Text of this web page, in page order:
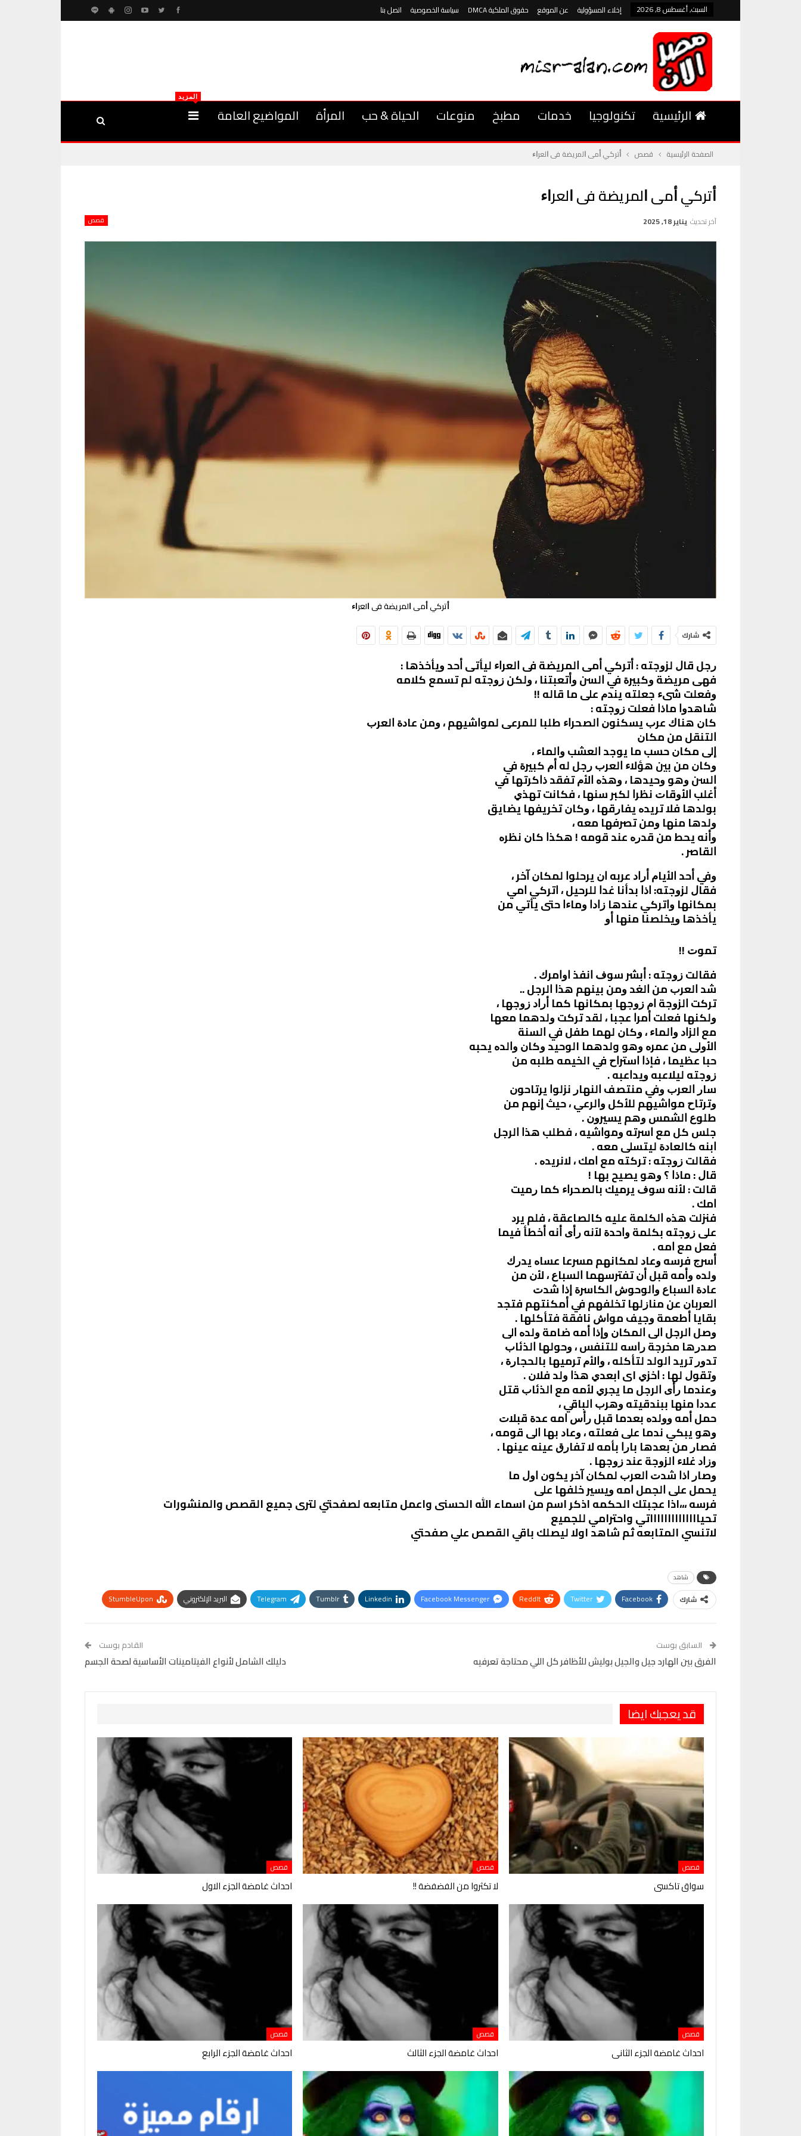
السبت, أغسطس 8, 2026 إخلاء المسؤولية عن الموقع حقوق الملكية DMCA سياسة الخصوصية اتصل بنا
الرئيسية تكنولوجيا خدمات مطبخ منوعات الحياة & حب المرأة المواضيع العامة
المزيد
الصفحة الرئيسية قصص ﺃﺗﺮﻛﻲ ﺃﻣﻰ ﺍﻟﻤﺮﻳﻀﺔ ﻓﻰ ﺍﻟﻌﺮﺍﺀ
ﺃﺗﺮﻛﻲ ﺃﻣﻰ ﺍﻟﻤﺮﻳﻀﺔ ﻓﻰ ﺍﻟﻌﺮﺍﺀ
قصص آخر تحديث يناير 18, 2025
ﺃﺗﺮﻛﻲ ﺃﻣﻰ ﺍﻟﻤﺮﻳﻀﺔ ﻓﻰ ﺍﻟﻌﺮﺍﺀ
شارك
ﺭﺟﻞ ﻗﺎﻝ ﻟﺰﻭﺟﺘﻪ : ﺃﺗﺮﻛﻲ ﺃﻣﻰ ﺍﻟﻤﺮﻳﻀﺔ ﻓﻰ ﺍﻟﻌﺮﺍﺀ ﻟﻴﺄﺗﻰ ﺃﺣﺪ ﻭﻳﺄﺧﺬﻫﺎ :
ﻓﻬﻰ ﻣﺮﻳﻀﺔ ﻭﻛﺒﻴﺮﺓ ﻓﻲ ﺍﻟﺴﻦ ﻭﺃﺗﻌﺒﺘﻨﺎ ، ﻭﻟﻜﻦ ﺯﻭﺟﺘﻪ ﻟﻢ ﺗﺴﻤﻊ ﻛﻼﻣﻪ
ﻭﻓﻌﻠﺖ ﺷﻰﺀ ﺟﻌﻠﺘﻪ ﻳﻨﺪﻡ ﻋﻠﻰ ﻣﺎ ﻗﺎﻟﻪ !!
ﺷﺎﻫﺪﻭﺍ ﻣﺎﺫﺍ ﻓﻌﻠﺖ ﺯﻭﺟﺘﻪ :
ﻛﺎﻥ ﻫﻨﺎﻙ ﻋﺮﺏ ﻳﺴﻜﻨﻮﻥ ﺍﻟﺼﺤﺮﺍﺀ ﻃﻠﺒﺎ ﻟﻠﻤﺮﻋﻰ ﻟﻤﻮﺍﺷﻴﻬﻢ ، ﻭﻣﻦ ﻋﺎﺩﺓ ﺍﻟﻌﺮﺏ
ﺍﻟﺘﻨﻘﻞ ﻣﻦ ﻣﻜﺎﻥ
ﺇﻟﻰ ﻣﻜﺎﻥ ﺣﺴﺐ ﻣﺎ ﻳﻮﺟﺪ ﺍﻟﻌﺸﺐ ﻭﺍﻟﻤﺎﺀ ،
ﻭﻛﺎﻥ ﻣﻦ ﺑﻴﻦ ﻫﺆﻻﺀ ﺍﻟﻌﺮﺏ ﺭﺟﻞ ﻟﻪ ﺃﻡ ﻛﺒﻴﺮﺓ ﻓﻲ
ﺍﻟﺴﻦ ﻭﻫﻮ ﻭﺣﻴﺪﻫﺎ ، ﻭﻫﺬﻩ ﺍﻷﻡ ﺗﻔﻘﺪ ﺫﺍﻛﺮﺗﻬﺎ ﻓﻲ
ﺃﻏﻠﺐ ﺍﻷﻭﻗﺎﺕ ﻧﻈﺮﺍ ﻟﻜﺒﺮ ﺳﻨﻬﺎ ، ﻓﻜﺎﻧﺖ ﺗﻬﺬﻱ
ﺑﻮﻟﺪﻫﺎ ﻓﻼ ﺗﺮﻳﺪﻩ ﻳﻔﺎﺭﻗﻬﺎ ، ﻭﻛﺎﻥ ﺗﺨﺮﻳﻔﻬﺎ ﻳﻀﺎﻳﻖ
ﻭﻟﺪﻫﺎ ﻣﻨﻬﺎ ﻭﻣﻦ ﺗﺼﺮﻓﻬﺎ ﻣﻌﻪ ،
ﻭﺃﻧﻪ ﻳﺤﻂ ﻣﻦ ﻗﺪﺭﻩ ﻋﻨﺪ ﻗﻮﻣﻪ ! ﻫﻜﺬﺍ ﻛﺎﻥ ﻧﻈﺮﻩ
ﺍﻟﻘﺎﺻﺮ .
ﻭﻓﻲ ﺃﺣﺪ ﺍﻷﻳﺎﻡ ﺃﺭﺍﺩ ﻋﺮﺑﻪ ﺍﻥ ﻳﺮﺣﻠﻮﺍ ﻟﻤﻜﺎﻥ ﺁﺧﺮ ،
ﻓﻘﺎﻝ ﻟﺰﻭﺟﺘﻪ: ﺍﺫﺍ بدأنا ﻏﺪﺍ ﻟﻠﺮﺣﻴﻞ ، ﺍﺗﺮﻛﻲ ﺍﻣﻲ
ﺑﻤﻜﺎﻧﻬﺎ ﻭﺍﺗﺮﻛﻲ ﻋﻨﺪﻫﺎ ﺯﺍﺩﺍ ﻭﻣﺎﺀﺍ ﺣﺘﻰ ﻳﺄﺗﻲ ﻣﻦ
ﻳﺄﺧﺬﻫﺎ ﻭﻳﺨﻠﺼﻨﺎ ﻣﻨﻬﺎ ﺃﻭ
ﺗﻤﻮﺕ !!
ﻓﻘﺎﻟﺖ ﺯﻭﺟﺘﻪ : ﺃﺑﺸﺮ ﺳﻮﻑ ﺍﻧﻔﺬ ﺍﻭﺍﻣﺮﻙ .
ﺷﺪ ﺍﻟﻌﺮﺏ ﻣﻦ ﺍﻟﻐﺪ ﻭﻣﻦ ﺑﻴﻨﻬﻢ ﻫﺬﺍ ﺍﻟﺮﺟﻞ ..
ﺗﺮﻛﺖ ﺍﻟﺰﻭﺟﺔ ﺍﻡ ﺯﻭﺟﻬﺎ ﺑﻤﻜﺎﻧﻬﺎ ﻛﻤﺎ ﺃﺭﺍﺩ ﺯﻭﺟﻬﺎ ،
ﻭﻟﻜﻨﻬﺎ ﻓﻌﻠﺖ ﺃﻣﺮﺍ ﻋﺠﺒﺎ ، ﻟﻘﺪ ﺗﺮﻛﺖ ﻭﻟﺪﻫﻤﺎ ﻣﻌﻬﺎ
ﻣﻊ ﺍﻟﺰﺍﺩ ﻭﺍﻟﻤﺎﺀ ، ﻭﻛﺎﻥ ﻟﻬﻤﺎ ﻃﻔﻞ ﻓﻲ ﺍﻟﺴﻨﺔ
ﺍﻷﻭﻟﻰ ﻣﻦ ﻋﻤﺮﻩ ﻭﻫﻮ ولدهما الوحيد ﻭﻛﺎﻥ ﻭﺍﻟﺪﻩ ﻳﺤﺒﻪ
ﺣﺒﺎ ﻋﻈﻴﻤﺎ ، ﻓﺈﺫﺍ ﺍﺳﺘﺮﺍﺡ ﻓﻲ الخيمه ﻃﻠﺒﻪ ﻣﻦ
ﺯﻭﺟﺘﻪ ﻟﻴﻼﻋﺒﻪ ﻭﻳﺪﺍﻋﺒﻪ .
ﺳﺎﺭ ﺍﻟﻌﺮﺏ ﻭﻓﻲ ﻣﻨﺘﺼﻒ ﺍﻟﻨﻬﺎﺭ ﻧﺰﻟﻮﺍ ﻳﺮﺗﺎﺣﻮﻥ
ﻭﺗﺮﺗﺎﺡ ﻣﻮﺍﺷﻴﻬﻢ ﻟﻸﻛﻞ ﻭﺍﻟﺮﻋﻲ ، ﺣﻴﺚ ﺇﻧﻬﻢ ﻣﻦ
ﻃﻠﻮﻉ ﺍﻟﺸﻤﺲ ﻭﻫﻢ ﻳﺴﻴﺮﻭﻥ .
ﺟﻠﺲ ﻛﻞ ﻣﻊ ﺍﺳﺮﺗﻪ ﻭﻣﻮﺍﺷﻴﻪ ، ﻓﻄﻠﺐ ﻫﺬﺍ ﺍﻟﺮﺟﻞ
ﺍﺑﻨﻪ ﻛﺎﻟﻌﺎﺩﺓ ﻟﻴﺘﺴﻠﻰ ﻣﻌﻪ .
ﻓﻘﺎﻟﺖ ﺯﻭﺟﺘﻪ : ﺗﺮﻛﺘﻪ ﻣﻊ ﺍﻣﻚ ، ﻻﻧﺮﻳﺪﻩ .
ﻗﺎﻝ : ﻣﺎﺫﺍ ؟ ﻭﻫﻮ ﻳﺼﻴﺢ ﺑﻬﺎ !
ﻗﺎﻟﺖ : ﻷﻧﻪ ﺳﻮﻑ ﻳﺮﻣﻴﻚ ﺑﺎﻟﺼﺤﺮﺍﺀ ﻛﻤﺎ ﺭﻣﻴﺖ
ﺍﻣﻚ .
ﻓﻨﺰﻟﺖ ﻫﺬﻩ ﺍﻟﻜﻠﻤﺔ ﻋﻠﻴﻪ ﻛﺎﻟﺼﺎﻋﻘﺔ ، ﻓﻠﻢ ﻳﺮﺩ
ﻋﻠﻰ ﺯﻭﺟﺘﻪ ﺑﻜﻠﻤﺔ ﻭﺍﺣﺪﺓ ﻵﻧﻪ ﺭﺃﻯ ﺃﻧﻪ ﺃﺧﻄﺄ ﻓﻴﻤﺎ
ﻓﻌﻞ ﻣﻊ ﺍﻣﻪ .
ﺃﺳﺮﺝ ﻓﺮﺳﻪ ﻭﻋﺎﺩ ﻟﻤﻜﺎﻧﻬﻢ ﻣﺴﺮﻋﺎ ﻋﺴﺎﻩ ﻳﺪﺭﻙ
ﻭﻟﺪﻩ ﻭﺃﻣﻪ ﻗﺒﻞ ﺃﻥ ﺗﻔﺘﺮﺳﻬﻤﺎ ﺍﻟﺴﺒﺎﻉ ، ﻷﻥ ﻣﻦ
ﻋﺎﺩﺓ ﺍﻟﺴﺒﺎﻉ ﻭﺍﻟﻮﺣﻮﺵ ﺍﻟﻜﺎﺳﺮﺓ ﺇﺫﺍ ﺷﺪﺕ
ﺍﻟﻌﺮﺑﺎﻥ ﻋﻦ ﻣﻨﺎﺯﻟﻬﺎ ﺗﺨﻠﻔﻬﻢ ﻓﻲ ﺃﻣﻜﻨﺘﻬﻢ ﻓﺘﺠﺪ
ﺑﻘﺎﻳﺎ ﺃﻃﻌﻤﺔ ﻭﺟﻴﻒ ﻣﻮﺍﺵ ﻧﺎﻓﻘﺔ ﻓﺘﺄﻛﻠﻬﺎ .
ﻭﺻﻞ ﺍﻟﺮﺟﻞ ﺍﻟﻰ ﺍﻟﻤﻜﺎﻥ ﻭﺇﺫﺍ ﺃﻣﻪ ﺿﺎﻣﺔ ﻭﻟﺪﻩ ﺍﻟﻰ
ﺻﺪﺭﻫﺎ ﻣﺨﺮﺟﺔ ﺭﺍﺳﻪ ﻟﻠﺘﻨﻔﺲ ، ﻭﺣﻮﻟﻬﺎ ﺍﻟﺬﺋﺎﺏ
ﺗﺪﻭﺭ ﺗﺮﻳﺪ ﺍﻟﻮﻟﺪ ﻟﺘﺄﻛﻠﻪ ، ﻭﺍﻷﻡ ﺗﺮﻣﻴﻬﺎ ﺑﺎﻟﺤﺠﺎﺭﺓ ،
ﻭﺗﻘﻮﻝ ﻟﻬﺎ : ﺍﺧﺰﻱ اى ﺍﺑﻌﺪﻱ ﻫﺬﺍ ﻭﻟﺪ ﻓﻼﻥ .
ﻭﻋﻨﺪﻣﺎ ﺭﺃﻯ ﺍﻟﺮﺟﻞ ﻣﺎ ﻳﺠﺮﻱ ﻷﻣﻪ ﻣﻊ ﺍﻟﺬﺋﺎﺏ ﻗﺘﻞ
ﻋﺪﺩﺍ ﻣﻨﻬﺎ ﺑﺒﻨﺪﻗﻴﺘﻪ ﻭﻫﺮﺏ ﺍﻟﺒﺎﻗﻲ ،
ﺣﻤﻞ ﺃﻣﻪ ﻭﻭﻟﺪﻩ ﺑﻌﺪﻣﺎ ﻗﺒﻞ ﺭﺃﺱ ﺍﻣﻪ ﻋﺪﺓ ﻗﺒﻼﺕ
ﻭﻫﻮ ﻳﺒﻜﻲ ﻧﺪﻣﺎ ﻋﻠﻰ ﻓﻌﻠﺘﻪ ، ﻭﻋﺎﺩ ﺑﻬﺎ ﺍﻟﻰ ﻗﻮﻣﻪ ،
ﻓﺼﺎﺭ ﻣﻦ ﺑﻌﺪﻫﺎ ﺑﺎﺭﺍ ﺑﺄﻣﻪ ﻻ ﺗﻔﺎﺭﻕ ﻋﻴﻨﻪ ﻋﻴﻨﻬﺎ .
ﻭﺯﺍﺩ ﻏﻼﺀ ﺍﻟﺰﻭﺟﺔ ﻋﻨﺪ ﺯﻭﺟﻬﺎ .
ﻭﺻﺎﺭ ﺍﺫﺍ ﺷﺪﺕ ﺍﻟﻌﺮﺏ ﻟﻤﻜﺎﻥ ﺁﺧﺮ ﻳﻜﻮﻥ ﺍﻭﻝ ﻣﺎ
ﻳﺤﻤﻞ ﻋﻠﻰ ﺍﻟﺠﻤﻞ ﺍﻣﻪ ﻭﻳﺴﻴﺮ ﺧﻠﻔﻬﺎ ﻋﻠﻰ
ﻓﺮﺳﻪ ،،،اذا عجبتك الحكمه اذكر اسم من اسماء الله الحسنى واعمل متابعه لصفحتي لترى جميع القصص والمنشورات
تحيااااااااااااااتي واحترامي للجميع
لاتنسي المتابعه ثم شاهد اولا ليصلك باقي القصص علي صفحتي
شاهد
شارك Facebook
Twitter
ReddIt
Facebook Messenger
Linkedin
Tumblr
Telegram البريد الإلكتروني
StumbleUpon
السابق بوست
الفرق بين الهارد جيل والجيل بوليش للأظافر كل اللي محتاجة تعرفيه
القادم بوست
دليلك الشامل لأنواع الفيتامينات الأساسية لصحة الجسم
قد يعجبك ايضا
قصص
سواق تاكسى
قصص
لا تكثروا من الفضفضة !!
قصص
احداث غامضة الجزء الاول
قصص
احداث غامضة الجزء الثانى
قصص
احداث غامضة الجزء الثالث
قصص
احداث غامضة الجزء الرابع